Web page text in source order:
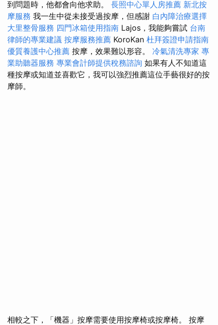
到問題時，他都會向他求助。 長照中心單人房推薦 新北按
摩服務 我一生中從未接受過按摩，但感謝 白內障治療選擇
大里整骨服務 四門冰箱使用指南 Lajos，我能夠嘗試 台南
律師的專業建議 按摩服務推薦 KoroKan 杜拜簽證申請指南
優質養護中心推薦 按摩，效果難以形容。 冷氣清洗專家 專
業助聽器服務 專業會計師提供稅務諮詢 如果有人不知道這
種按摩或知道並喜歡它，我可以強烈推薦這位手藝很好的按
摩師。
相較之下，「機器」按摩需要使用按摩椅或按摩椅。 按摩